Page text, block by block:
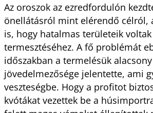
Az oroszok az ezredfordulón
önellátásról mint elérendő célról,
is, hogy hatalmas területeik
termesztéséhez. A fő problémát
időszakban a termelésük alacsony
jövedelmezősége jelentette, ami
veszteségbe. Hogy a profitot
kvótákat vezettek be a